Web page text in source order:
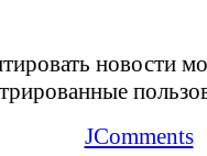
новости
JComments